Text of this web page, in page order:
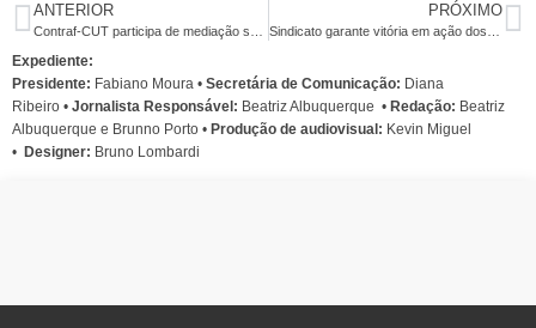
ANTERIOR PRÓXIMO
Expediente:
Presidente: Fabiano Moura • Secretária de Comunicação: Diana
Ribeiro • Jornalista Responsável: Beatriz Albuquerque • Redação: Beatriz
Albuquerque e Brunno Porto • Produção de audiovisual: Kevin Miguel
• Designer: Bruno Lombardi